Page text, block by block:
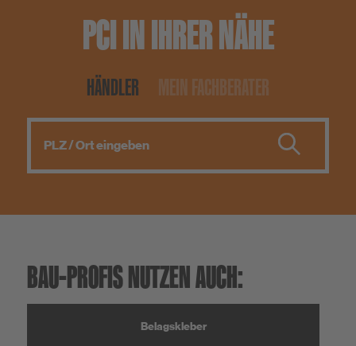
PCI IN IHRER NÄHE
HÄNDLER MEIN FACHBERATER
BAU-PROFIS NUTZEN AUCH:
Belagskleber